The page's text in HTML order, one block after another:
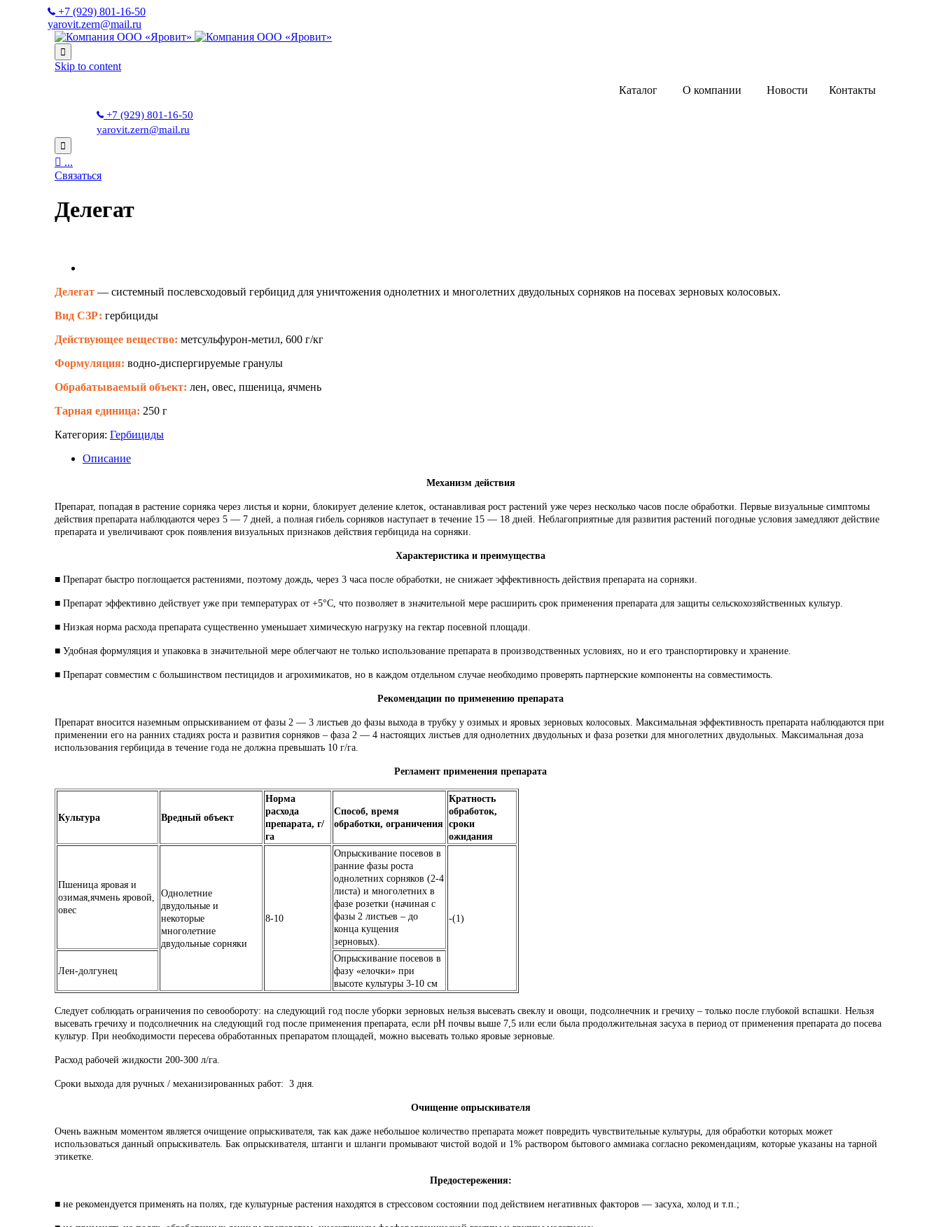
+7 (929) 801-16-50
yarovit.zern@mail.ru

Skip to content
Каталог
О компании Новости Контакты
+7 (929) 801-16-50
yarovit.zern@mail.ru

 ...
Связаться
Делегат
Делегат — системный послевсходовый гербицид для уничтожения однолетних и многолетних двудольных сорняков на посевах зерновых колосовых.
Вид СЗР: гербициды
Действующее вещество: метсульфурон-метил, 600 г/кг
Формуляция: водно-диспергируемые гранулы
Обрабатываемый объект: лен, овес, пшеница, ячмень
Тарная единица: 250 г
Категория: Гербициды
Описание
Механизм действия
Препарат, попадая в растение сорняка через листья и корни, блокирует деление клеток, останавливая рост растений уже через несколько часов после обработки. Первые визуальные симптомы
действия препарата наблюдаются через 5 — 7 дней, а полная гибель сорняков наступает в течение 15 — 18 дней. Неблагоприятные для развития растений погодные условия замедляют действие
препарата и увеличивают срок появления визуальных признаков действия гербицида на сорняки.
Характеристика и преимущества
■ Препарат быстро поглощается растениями, поэтому дождь, через 3 часа после обработки, не снижает эффективность действия препарата на сорняки.
■ Препарат эффективно действует уже при температурах от +5°С, что позволяет в значительной мере расширить срок применения препарата для защиты сельскохозяйственных культур.
■ Низкая норма расхода препарата существенно уменьшает химическую нагрузку на гектар посевной площади.
■ Удобная формуляция и упаковка в значительной мере облегчают не только использование препарата в производственных условиях, но и его транспортировку и хранение.
■ Препарат совместим с большинством пестицидов и агрохимикатов, но в каждом отдельном случае необходимо проверять партнерские компоненты на совместимость.
Рекомендации по применению препарата
Препарат вносится наземным опрыскиванием от фазы 2 — 3 листьев до фазы выхода в трубку у озимых и яровых зерновых колосовых. Максимальная эффективность препарата наблюдаются при
применении его на ранних стадиях роста и развития сорняков – фаза 2 — 4 настоящих листьев для однолетних двудольных и фаза розетки для многолетних двудольных. Максимальная доза
использования гербицида в течение года не должна превышать 10 г/га.
Регламент применения препарата
Культура Вредный объект
Норма
расхода
препарата, г/
га
Способ, время
обработки, ограничения
Кратность
обработок,
сроки
ожидания
Пшеница яровая и
озимая,ячмень яровой,
овес
Однолетние
двудольные и
некоторые
многолетние
двудольные сорняки
8-10
Опрыскивание посевов в
ранние фазы роста
однолетних сорняков (2-4
листа) и многолетних в
фазе розетки (начиная с
фазы 2 листьев – до
конца кущения
зерновых).
-(1)
Лен-долгунец
Опрыскивание посевов в
фазу «елочки» при
высоте культуры 3-10 см
Следует соблюдать ограничения по севообороту: на следующий год после уборки зерновых нельзя высевать свеклу и овощи, подсолнечник и гречиху – только после глубокой вспашки. Нельзя
высевать гречиху и подсолнечник на следующий год после применения препарата, если рН почвы выше 7,5 или если была продолжительная засуха в период от применения препарата до посева
культур. При необходимости пересева обработанных препаратом площадей, можно высевать только яровые зерновые.
Расход рабочей жидкости 200-300 л/га.
Сроки выхода для ручных / механизированных работ: 3 дня.
Очищение опрыскивателя
Очень важным моментом является очищение опрыскивателя, так как даже небольшое количество препарата может повредить чувствительные культуры, для обработки которых может
использоваться данный опрыскиватель. Бак опрыскивателя, штанги и шланги промывают чистой водой и 1% раствором бытового аммиака согласно рекомендациям, которые указаны на тарной
этикетке.
Предостережения:
■ не рекомендуется применять на полях, где культурные растения находятся в стрессовом состоянии под действием негативных факторов — засуха, холод и т.п.;